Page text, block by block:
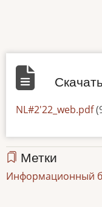
Скачать
Документ
NL#2'22_web.pdf
Метки
Информационный